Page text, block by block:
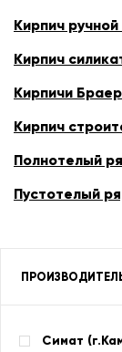
Кирпич
Кирпич
Кирпичи
Кирпич
Полнотелый
Пустотелый
Симат